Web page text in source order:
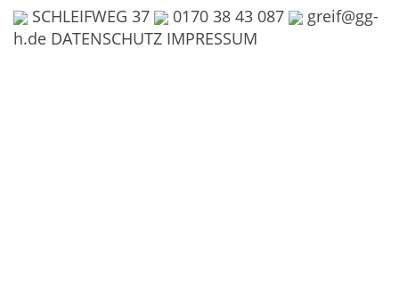
SCHLEIFWEG 37 0170 38 43 087
greif@gg-
h.de DATENSCHUTZ IMPRESSUM